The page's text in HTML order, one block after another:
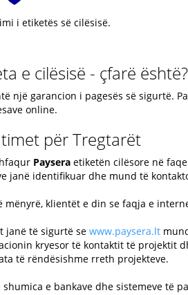
i etiketës së cilësisë.
e cilësisë - çfarë është?
një garancion i pagesës së sigurtë.
online.
për Tregtarët
Paysera etiketën cilësore në
janë identifikuar dhe mund të
mënyrë, klientët e din se faqja e
janë të sigurtë se www.paysera.lt
kryesor të kontaktit të projektit
të rëndësishme rreth projekteve.
shumica e bankave dhe sistemeve të